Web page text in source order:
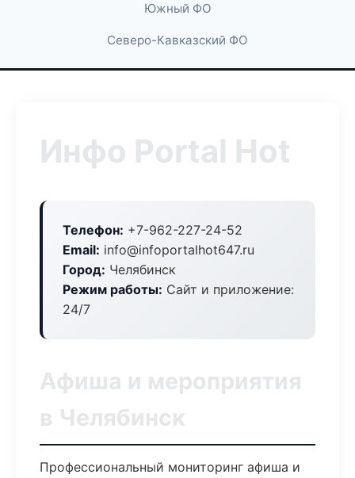
Южный ФО
Северо-Кавказский ФО
Инфо Portal Hot
Телефон: +7-962-227-24-52
Email: info@infoportalhot647.ru
Город: Челябинск
Режим работы: Сайт и приложение:
24/7
Афиша и мероприятия
в Челябинск
Профессиональный мониторинг афиша и